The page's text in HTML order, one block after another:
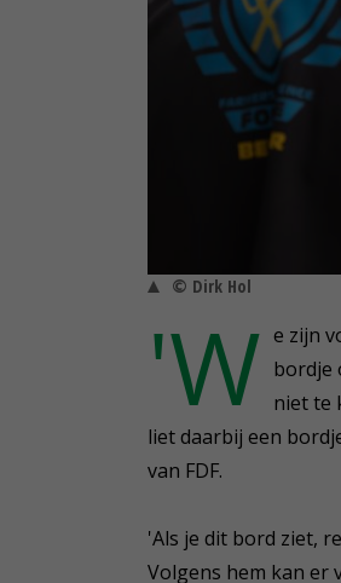
© Dirk Hol
'W e zijn
bordje
niet te
liet daarbij een
van FDF.
'Als je dit bord ziet,
Volgens hem kan er